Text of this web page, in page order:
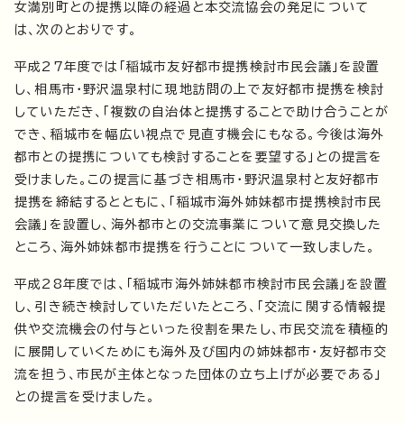
女満別町との提携以降の経過と本交流協会の発足について
は、次のとおりです。
平成27年度では「稲城市友好都市提携検討市民会議」を設置
し、相馬市・野沢温泉村に現地訪問の上で友好都市提携を検討
していただき、「複数の自治体と提携することで助け合うことが
でき、稲城市を幅広い視点で見直す機会にもなる。今後は海外
都市との提携についても検討することを要望する」との提言を
受けました。この提言に基づき相馬市・野沢温泉村と友好都市
提携を締結するとともに、「稲城市海外姉妹都市提携検討市民
会議」を設置し、海外都市との交流事業について意見交換した
ところ、海外姉妹都市提携を行うことについて一致しました。
平成28年度では、「稲城市海外姉妹都市検討市民会議」を設置
し、引き続き検討していただいたところ、「交流に関する情報提
供や交流機会の付与といった役割を果たし、市民交流を積極的
に展開していくためにも海外及び国内の姉妹都市・友好都市交
流を担う、市民が主体となった団体の立ち上げが必要である」
との提言を受けました。